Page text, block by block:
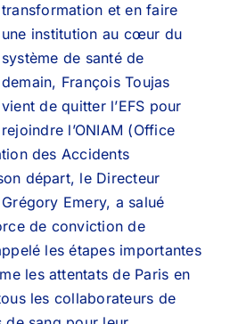
transformation et en faire
une institution au cœur du
système de santé de
demain, François Toujas
vient de quitter l’EFS pour
rejoindre l’ONIAM (Office
des Accidents
départ, le Directeur
Emery, a salué
de conviction de
les étapes importantes
les attentats de Paris en
les collaborateurs de